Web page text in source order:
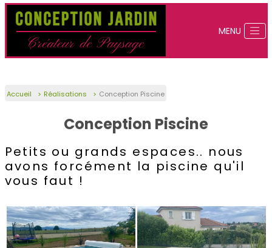
Accueil Réalisations Conception Piscine
Conception Piscine
Petits ou grands espaces.. nous
avons forcément la piscine qu'il
vous faut !